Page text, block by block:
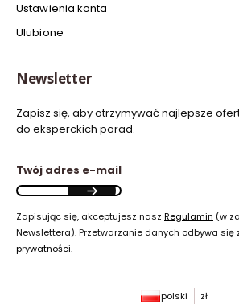
Ustawienia konta
Ulubione
Newsletter
Zapisz się, aby otrzymywać najlepsze
do eksperckich porad.
Twój adres e-mail
Zapisując się, akceptujesz nasz Regulamin (w
Newslettera). Przetwarzanie danych odbywa się
prywatności.
polski zł